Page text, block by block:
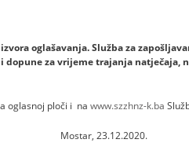
oglašavanja. Služba za
dopune za vrijeme trajanja natječaja,
oglasnoj ploči i nawww.szzhnz-k.ba
Mostar, 23.12.2020.